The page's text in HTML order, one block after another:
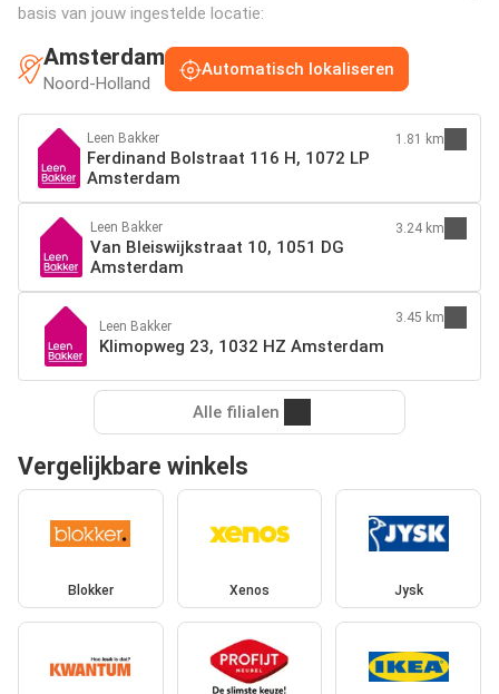
basis van jouw ingestelde locatie:
Amsterdam
Noord-Holland
Automatisch lokaliseren
Leen Bakker
Ferdinand Bolstraat 116 H, 1072 LP
Amsterdam
1.81 km
Leen Bakker
Van Bleiswijkstraat 10, 1051 DG
Amsterdam
3.24 km
Leen Bakker
Klimopweg 23, 1032 HZ Amsterdam
3.45 km
Alle filialen
Vergelijkbare winkels
Blokker Xenos Jysk